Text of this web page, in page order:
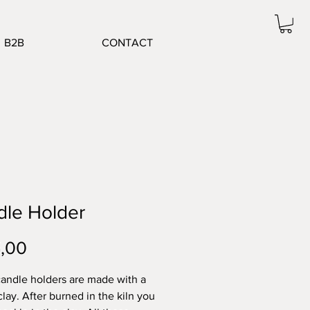
B2B CONTACT
Holder
holders are made with a
After burned in the kiln you